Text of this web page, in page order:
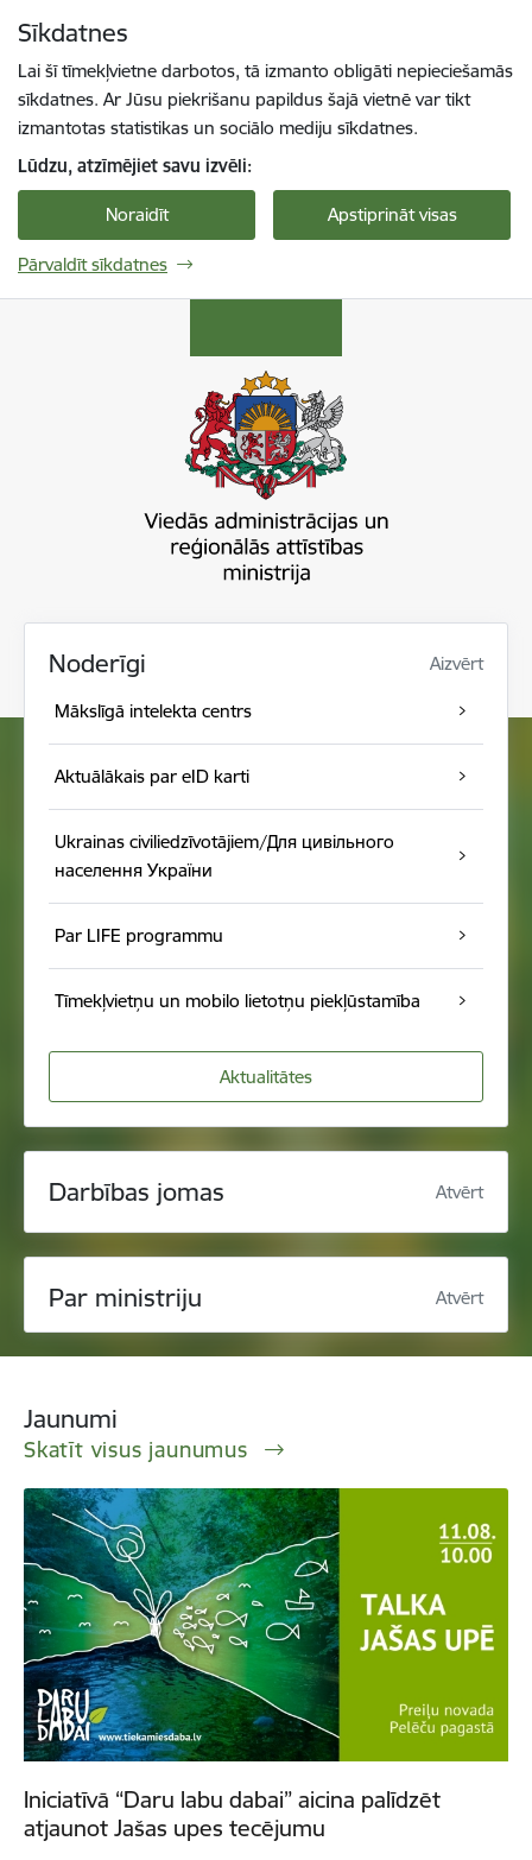
Sīkdatnes
Lai šī tīmekļvietne darbotos, tā izmanto obligāti nepieciešamās
sīkdatnes. Ar Jūsu piekrišanu papildus šajā vietnē var tikt
izmantotas statistikas un sociālo mediju sīkdatnes.
Lūdzu, atzīmējiet savu izvēli:
Noraidīt Apstiprināt visas
Pārvaldīt sīkdatnes
Noderīgi Aizvērt
Mākslīgā intelekta centrs
Aktuālākais par eID karti
Ukrainas civiliedzīvotājiem/Для цивільного
населення України
Par LIFE programmu
Tīmekļvietņu un mobilo lietotņu piekļūstamība
Aktualitātes
Darbības jomas Atvērt
Par ministriju Atvērt
Jaunumi
Skatīt visus jaunumus
Iniciatīvā “Daru labu dabai” aicina palīdzēt
atjaunot Jašas upes tecējumu